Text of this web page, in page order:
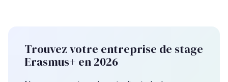
Trouvez votre entreprise de stage
Erasmus+ en 2026